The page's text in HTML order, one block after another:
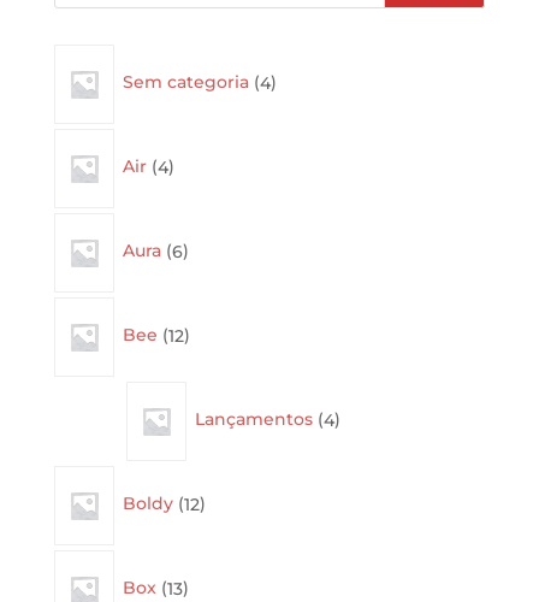
Sem categoria 4products
Air 4products
Aura 6products
Bee 12products
Lançamentos 4products
Boldy 12products
Box 13products